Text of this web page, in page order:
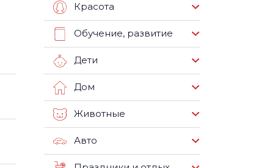
Красота
Обучение, развитие
Дети
Дом
Животные
Авто